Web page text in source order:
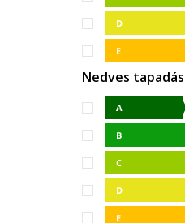
Nedves tapadás